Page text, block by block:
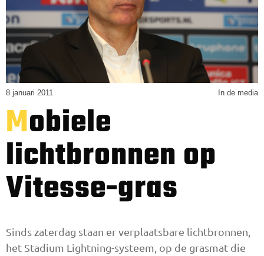
8 januari 2011 In de media
Mobiele
lichtbronnen op
Vitesse-gras
Sinds zaterdag staan er verplaatsbare lichtbronnen,
het Stadium Lightning-systeem, op de grasmat die